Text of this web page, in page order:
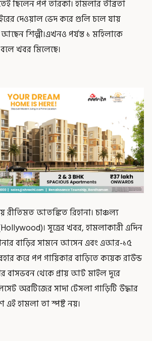
ছিলেন পপ তারকা। হামলার তীব্রতা
দেওয়াল ভেদ করে গুলি চলে যায়
শিল্পী।এখনও পর্যন্ত ১ মহিলাকে
খবর মিলেছে।
আতঙ্কিত রিহানা। চাঞ্চল্য
সূত্রের খবর, হামলাকারী এদিন
বাড়ির সামনে আসেন এবং এআর-১৫
করে পপ গায়িকার বাড়িতে কয়েক রাউন্ড
বাসভবন থেকে প্রায় আট মাইল দূরে
অরটিজের সাদা টেসলা গাড়িটি উদ্ধার
হামলা তা স্পষ্ট নয়।